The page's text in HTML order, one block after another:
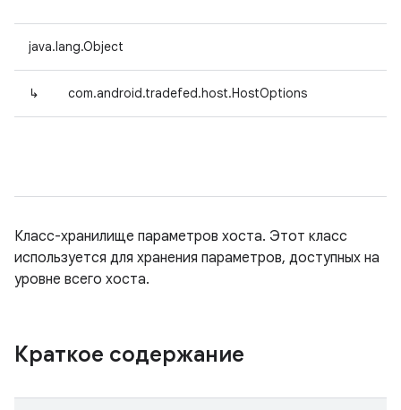
java.lang.Object
↳ com.android.tradefed.host.HostOptions
Класс-хранилище параметров хоста. Этот класс
используется для хранения параметров, доступных на
уровне всего хоста.
Краткое содержание